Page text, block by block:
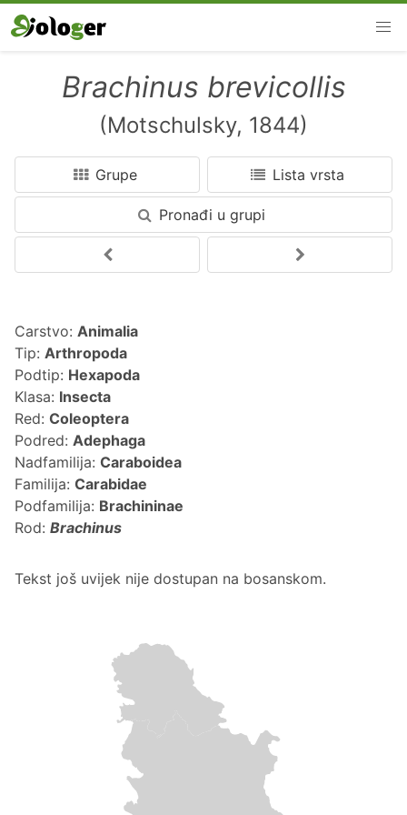
Brachinus brevicollis
(Motschulsky, 1844)
Grupe Lista vrsta
Pronađi u grupi
Carstvo: Animalia
Tip: Arthropoda
Podtip: Hexapoda
Klasa: Insecta
Red: Coleoptera
Podred: Adephaga
Nadfamilija: Caraboidea
Familija: Carabidae
Podfamilija: Brachininae
Rod: Brachinus
Tekst još uvijek nije dostupan na bosanskom.